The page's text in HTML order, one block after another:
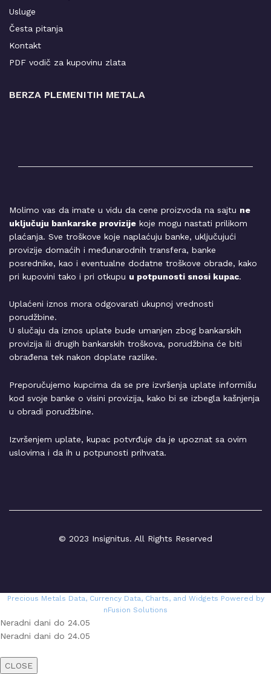
Usluge
Česta pitanja
Kontakt
PDF vodič za kupovinu zlata
BERZA PLEMENITIH METALA
Molimo vas da imate u vidu da cene proizvoda na sajtu ne
uključuju bankarske provizije koje mogu nastati prilikom
plaćanja. Sve troškove koje naplaćuju banke, uključujući
provizije domaćih i međunarodnih transfera, banke
posrednike, kao i eventualne dodatne troškove obrade, kako
pri kupovini tako i pri otkupu u potpunosti snosi kupac.
Uplaćeni iznos mora odgovarati ukupnoj vrednosti
porudžbine.
U slučaju da iznos uplate bude umanjen zbog bankarskih
provizija ili drugih bankarskih troškova, porudžbina će biti
obrađena tek nakon doplate razlike.
Preporučujemo kupcima da se pre izvršenja uplate informišu
kod svoje banke o visini provizija, kako bi se izbegla kašnjenja
u obradi porudžbine.
Izvršenjem uplate, kupac potvrđuje da je upoznat sa ovim
uslovima i da ih u potpunosti prihvata.
© 2023 Insignitus. All Rights Reserved
Precious Metals Data, Currency Data, Charts, and Widgets Powered by
nFusion Solutions
Neradni dani do 24.05
Neradni dani do 24.05
CLOSE